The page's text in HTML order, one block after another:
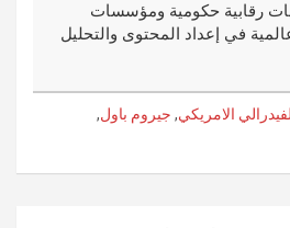
رقابية حكومية ومؤسسات
في إعداد المحتوى والتحليل
الامريكي, جيروم باول,